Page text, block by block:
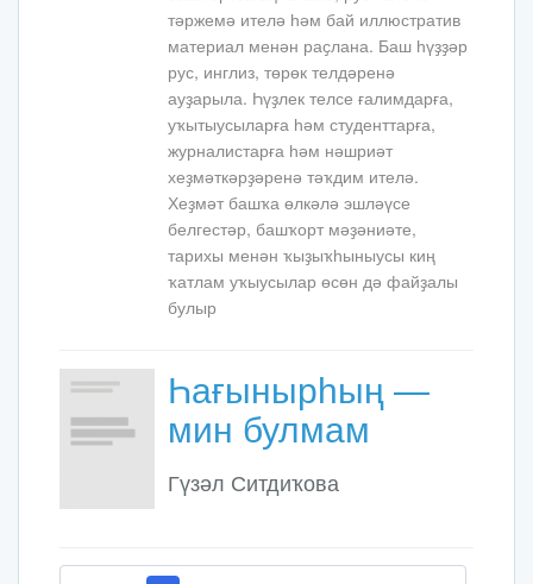
тәржемә ителә һәм бай иллюстратив
материал менән раҫлана. Баш һүҙҙәр
рус, инглиз, төрөк телдәренә
ауҙарыла. Һүҙлек телсе ғалимдарға,
уҡытыусыларға һәм студенттарға,
журналистарға һәм нәшриәт
хеҙмәткәрҙәренә тәҡдим ителә.
Хеҙмәт башҡа өлкәлә эшләүсе
белгестәр, башҡорт мәҙәниәте,
тарихы менән ҡыҙыҡһыныусы киң
ҡатлам уҡыусылар өсөн дә файҙалы
булыр
Һағынырһың —
мин булмам
Гүзәл Ситдиҡова